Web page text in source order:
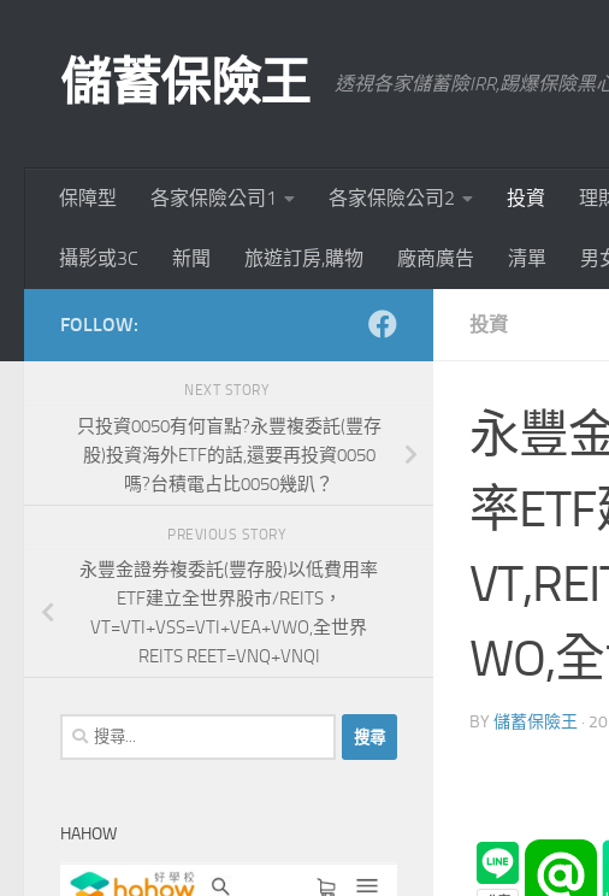
儲蓄保險王 透視各家儲蓄險IRR,踢爆保險
保障型 各家保險公司1 各家保險公司2 投資 理
攝影或3C 新聞 旅遊訂房,購物 廠商廣告 清單 男
投資
永豐
率
WO,
BY 儲蓄保險王 ·
FOLLOW:
NEXT STORY
只投資0050有何盲點?永豐複委託(豐存
股)投資海外ETF的話,還要再投資0050
嗎?台積電占比0050幾趴？
PREVIOUS STORY
永豐金證券複委託(豐存股)以低費用率
ETF建立全世界股市/REITS，
VT=VTI+VSS=VTI+VEA+VWO,全世界
REITS REET=VNQ+VNQI
搜
尋
字:
HAHOW